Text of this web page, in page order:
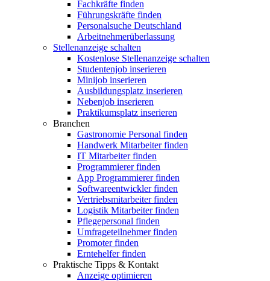
Fachkräfte finden
Führungskräfte finden
Personalsuche Deutschland
Arbeitnehmerüberlassung
Stellenanzeige schalten
Kostenlose Stellenanzeige schalten
Studentenjob inserieren
Minijob inserieren
Ausbildungsplatz inserieren
Nebenjob inserieren
Praktikumsplatz inserieren
Branchen
Gastronomie Personal finden
Handwerk Mitarbeiter finden
IT Mitarbeiter finden
Programmierer finden
App Programmierer finden
Softwareentwickler finden
Vertriebsmitarbeiter finden
Logistik Mitarbeiter finden
Pflegepersonal finden
Umfrageteilnehmer finden
Promoter finden
Erntehelfer finden
Praktische Tipps & Kontakt
Anzeige optimieren